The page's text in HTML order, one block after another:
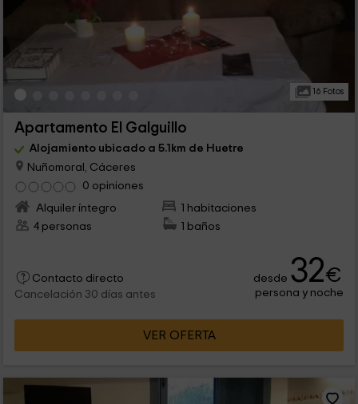
16 Fotos
Apartamento El Galguillo
Alojamiento ubicado a 5.1km de Huetre
Nuñomoral, Cáceres
0 opiniones
Alquiler íntegro
1 habitaciones
4 personas
1 baños
Contacto directo
Cancelación 30 días antes
desde 32€
persona y noche
VER OFERTA